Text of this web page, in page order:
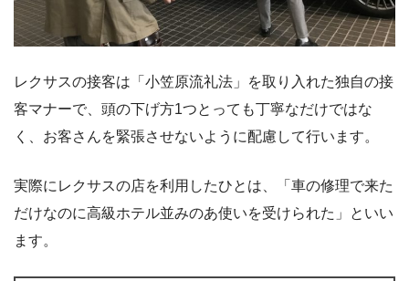
レクサスの接客は「小笠原流礼法」を取り入れた独自の接
客マナーで、頭の下げ方1つとっても丁寧なだけではな
く、お客さんを緊張させないように配慮して行います。
実際にレクサスの店を利用したひとは、「車の修理で来た
だけなのに高級ホテル並みのあ使いを受けられた」といい
ます。